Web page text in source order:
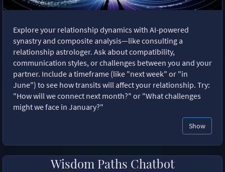
Explore your relationship dynamics with AI-powered
synastry and composite analysis—like consulting a
relationship astrologer. Ask about compatibility,
communication styles, or challenges between you and your
partner. Include a timeframe (like "next week" or "in
June") to see how transits will affect your relationship. Try:
"How will we connect next month?" or "What challenges
might we face in January?"
Show
Wisdom Paths Chatbot